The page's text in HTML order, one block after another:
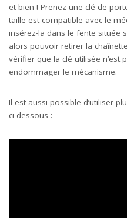
et bien ! Prenez une clé de
taille est compatible avec le
insérez-la dans le fente située
alors pouvoir retirer la
vérifier que la clé utilisée n’est
endommager le mécanisme.
Il est aussi possible d’utiliser
ci-dessous :